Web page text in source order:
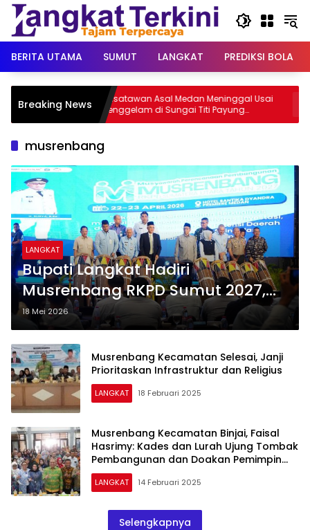
Langsung
konten
BERITA UTAMA
SUMUT LANGKAT PREDIKSI BOLA
Breaking NewsWisatawan Asal Medan Meninggal Usai
Tenggelam di Sungai Titi Payung
Bahorok
musrenbang
LANGKAT
Bupati Langkat Hadiri
Musrenbang RKPD Sumut 2027,
Perkuat Sinergi Pembangunan
Berkelanjutan
18 Mei 2026
Musrenbang Kecamatan Selesai, Janji
Prioritaskan Infrastruktur dan Religius
LANGKAT 18 Februari 2025
Musrenbang Kecamatan Binjai, Faisal
Hasrimy: Kades dan Lurah Ujung Tombak
Pembangunan dan Doakan Pemimpin
Terpilih
LANGKAT 14 Februari 2025
Selengkapnya